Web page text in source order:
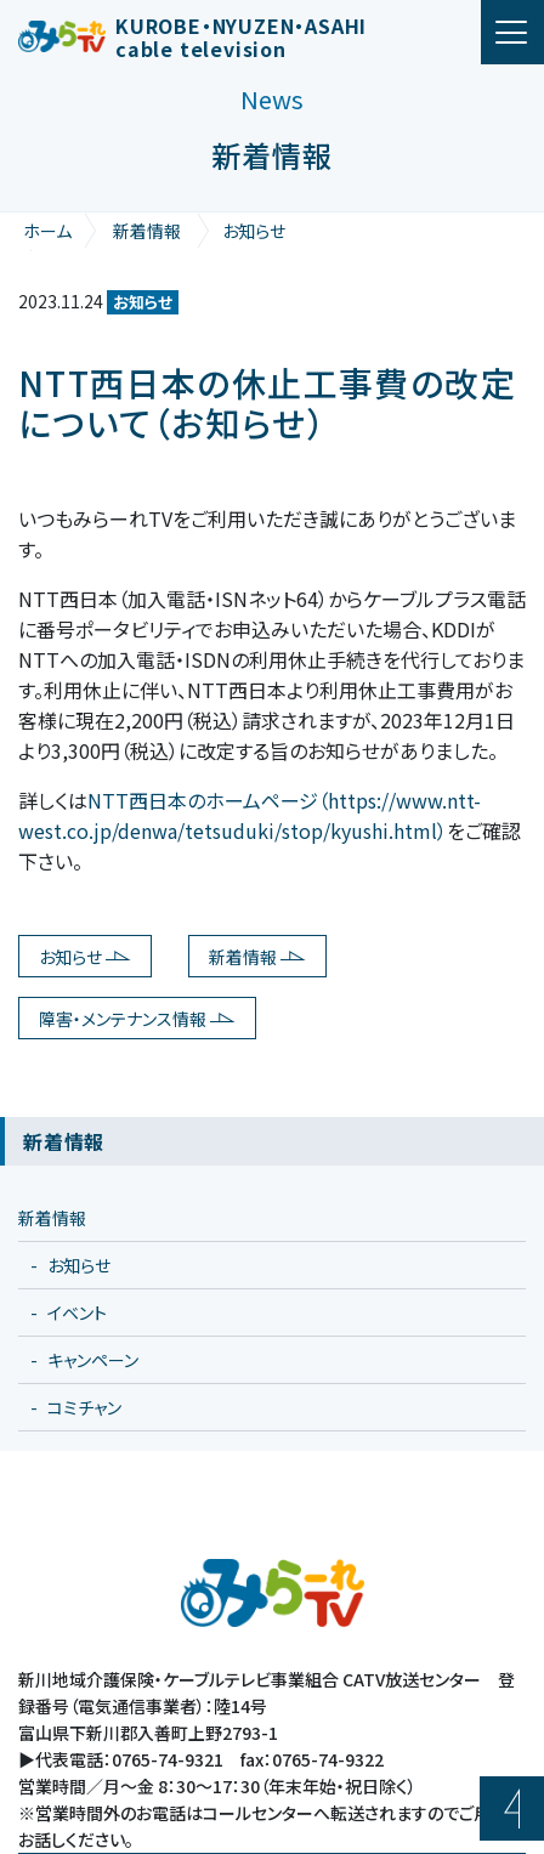
メインナビゲーション
KUROBE・NYUZEN・ASAHI
cable television
News
新着情報
ホーム 新着情報
お知らせ
2023.11.24 お知らせ
NTT西日本の休止工事費の改定
について（お知らせ）
いつもみらーれTVをご利用いただき誠にありがとうございま
す。
NTT西日本（加入電話・ISNネット64）からケーブルプラス電話
に番号ポータビリティでお申込みいただいた場合、KDDIが
NTTへの加入電話・ISDNの利用休止手続きを代行しておりま
す。利用休止に伴い、NTT西日本より利用休止工事費用がお
客様に現在2,200円（税込）請求されますが、2023年12月1日
より3,300円（税込）に改定する旨のお知らせがありました。
詳しくはNTT西日本のホームページ（https://www.ntt-
west.co.jp/denwa/tetsuduki/stop/kyushi.html） をご確認
下さい。
お知らせ 新着情報
障害・メンテナンス情報
新着情報
新着情報
お知らせ
イベント
キャンペーン
コミチャン
新川地域介護保険・ケーブルテレビ事業組合 CATV放送センター 登
録番号（電気通信事業者）：陸14号
富山県下新川郡入善町上野2793-1
▶代表電話：0765-74-9321 fax：0765-74-9322
営業時間／月～金 8：30～17：30（年末年始・祝日除く）
※営業時間外のお電話はコールセンターへ転送されますのでご用件を
お話しください。